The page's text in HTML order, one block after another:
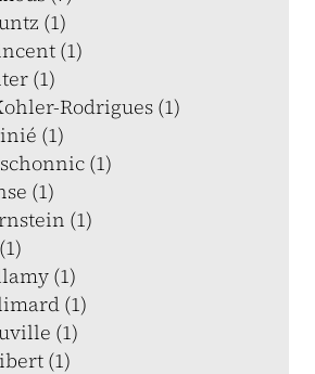
(1)
(1)
(1)
Rodrigues (1)
(1)
(1)
(1)
(1)
(1)
(1)
(1)
(1)